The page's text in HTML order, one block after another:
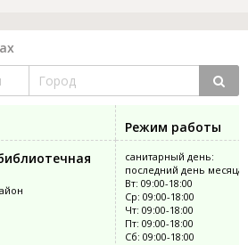
Режим работы
санитарный день:
последний день месяца;
Вт: 09:00-18:00
Ср: 09:00-18:00
Чт: 09:00-18:00
Пт: 09:00-18:00
Сб: 09:00-18:00